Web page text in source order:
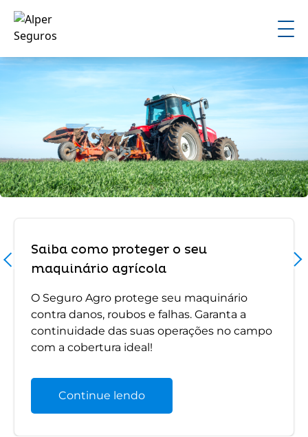
Saiba como proteger o seu
maquinário agrícola
O Seguro Agro protege seu maquinário
contra danos, roubos e falhas. Garanta a
continuidade das suas operações no campo
com a cobertura ideal!
Continue lendo